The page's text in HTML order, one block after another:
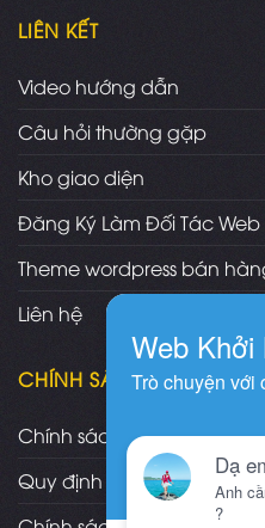
LIÊN KẾT
Video hướng dẫn
Câu hỏi thường gặp
Kho giao diện
Đăng Ký Làm Đối Tác
Theme wordpress bán
Liên hệ
CHÍNH SÁCH
Chính sách và quy định
Quy định và hình thức